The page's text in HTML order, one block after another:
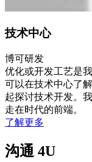
技术中心
博可研发
优化或开发工艺是
可以在技术中心了
起探讨技术开发。
走在时代的前端。
了解更多
沟通 4U